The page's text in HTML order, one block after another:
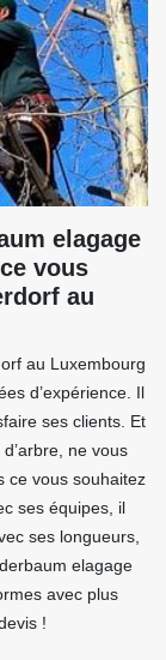
elagage
vous
au
au Luxembourg
d’expérience. Il
ses clients. Et
ne vous
ce vous souhaitez
ses équipes, il
ses longueurs,
elagage
avec plus
!